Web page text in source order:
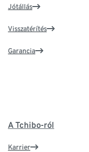
Jótállás
Visszatérítés
Garancia
A Tchibo-ról
Karrier